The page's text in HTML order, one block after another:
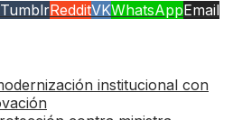
TumblrRedditVKWhatsAppEmail
institucional con